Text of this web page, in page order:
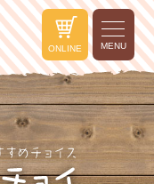
ONLINE MENU